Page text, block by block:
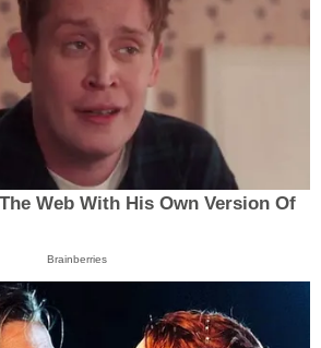
Web With His Own Version Of
Brainberries